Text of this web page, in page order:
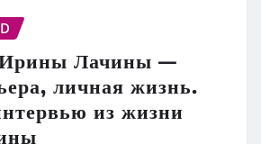
Лачины —
личная жизнь.
из жизни